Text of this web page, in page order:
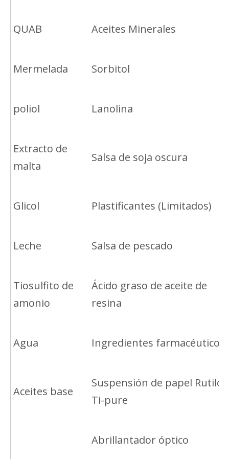
QUAB Aceites Minerales
Mermelada Sorbitol
poliol Lanolina
Extracto de
malta
Salsa de soja oscura
Glicol Plastificantes (Limitados)
Leche Salsa de pescado
Tiosulfito de
amonio
Ácido graso de aceite de
resina
Agua Ingredientes farmacéuticos
Aceites base
Suspensión de papel Rutilo
Ti-pure
Abrillantador óptico